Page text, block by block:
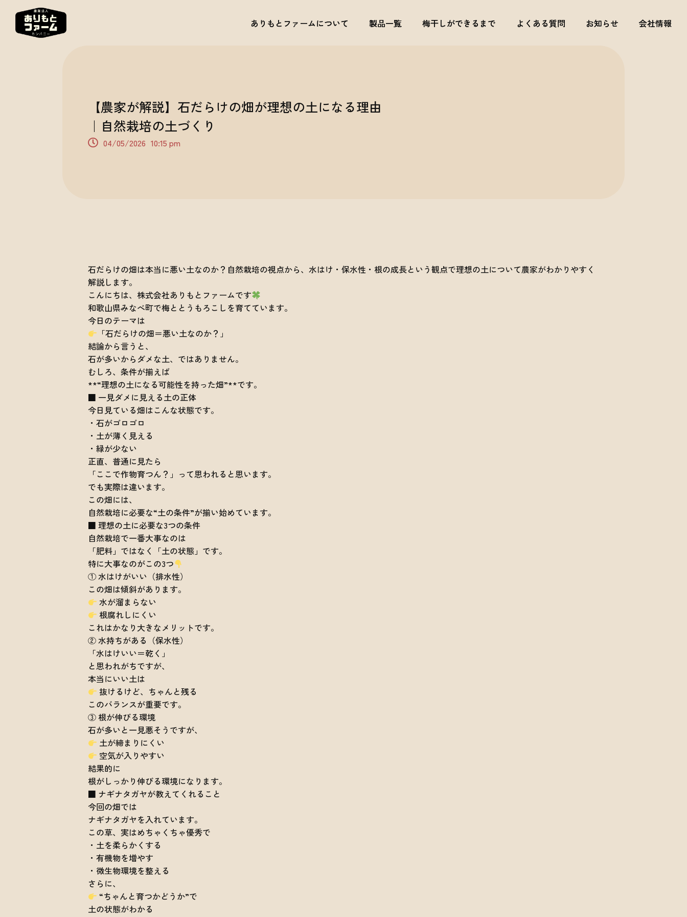
ありもとファームについて 製品一覧 梅干しができるまで よくある質問 お知らせ 会社情報
ありもとファームについて 製品一覧 梅干しができるまで よくある質問 お知らせ 会社情報
【農家が解説】石だらけの畑が理想の土になる理由
｜自然栽培の土づくり
04/05/2026 10:15 pm
石だらけの畑は本当に悪い土なのか？自然栽培の視点から、水はけ・保水性・根の成長という観点で理想の土について農家がわかりやすく
解説します。
こんにちは、株式会社ありもとファームです
和歌山県みなべ町で梅ととうもろこしを育てています。
今日のテーマは
「石だらけの畑＝悪い土なのか？」
結論から言うと、
石が多いからダメな土、ではありません。
むしろ、条件が揃えば
**“理想の土になる可能性を持った畑”**です。
■ 一見ダメに見える土の正体
今日見ている畑はこんな状態です。
・石がゴロゴロ
・土が薄く見える
・緑が少ない
正直、普通に見たら
「ここで作物育つん？」って思われると思います。
でも実際は違います。
この畑には、
自然栽培に必要な“土の条件”が揃い始めています。
■ 理想の土に必要な3つの条件
自然栽培で一番大事なのは
「肥料」ではなく「土の状態」です。
特に大事なのがこの3つ
① 水はけがいい（排水性）
この畑は傾斜があります。
水が溜まらない
根腐れしにくい
これはかなり大きなメリットです。
② 水持ちがある（保水性）
「水はけいい＝乾く」
と思われがちですが、
本当にいい土は
抜けるけど、ちゃんと残る
このバランスが重要です。
③ 根が伸びる環境
石が多いと一見悪そうですが、
土が締まりにくい
空気が入りやすい
結果的に
根がしっかり伸びる環境になります。
■ ナギナタガヤが教えてくれること
今回の畑では
ナギナタガヤを入れています。
この草、実はめちゃくちゃ優秀で
・土を柔らかくする
・有機物を増やす
・微生物環境を整える
さらに、
“ちゃんと育つかどうか”で
土の状態がわかる